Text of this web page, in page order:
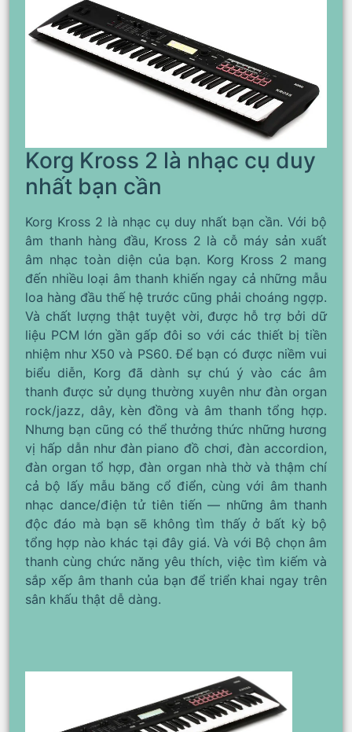
Korg Kross 2 là nhạc cụ duy
nhất bạn cần
Korg Kross 2 là nhạc cụ duy nhất bạn cần. Với bộ
âm thanh hàng đầu, Kross 2 là cỗ máy sản xuất
âm nhạc toàn diện của bạn. Korg Kross 2 mang
đến nhiều loại âm thanh khiến ngay cả những mẫu
loa hàng đầu thế hệ trước cũng phải choáng ngợp.
Và chất lượng thật tuyệt vời, được hỗ trợ bởi dữ
liệu PCM lớn gần gấp đôi so với các thiết bị tiền
nhiệm như X50 và PS60. Để bạn có được niềm vui
biểu diễn, Korg đã dành sự chú ý vào các âm
thanh được sử dụng thường xuyên như đàn organ
rock/jazz, dây, kèn đồng và âm thanh tổng hợp.
Nhưng bạn cũng có thể thưởng thức những hương
vị hấp dẫn như đàn piano đồ chơi, đàn accordion,
đàn organ tổ hợp, đàn organ nhà thờ và thậm chí
cả bộ lấy mẫu băng cổ điển, cùng với âm thanh
nhạc dance/điện tử tiên tiến — những âm thanh
độc đáo mà bạn sẽ không tìm thấy ở bất kỳ bộ
tổng hợp nào khác tại đây giá. Và với Bộ chọn âm
thanh cùng chức năng yêu thích, việc tìm kiếm và
sắp xếp âm thanh của bạn để triển khai ngay trên
sân khấu thật dễ dàng.